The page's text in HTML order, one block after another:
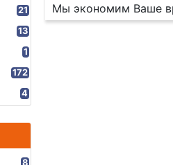
21
13
1
172
4
8
Мы экономим Ваше